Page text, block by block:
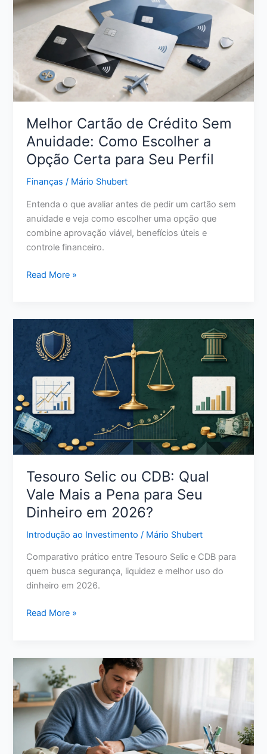
Dinheiro:
Reais
para
Sair
da
Inadimplência
Melhor Cartão de Crédito Sem
Anuidade: Como Escolher a
Opção Certa para Seu Perfil
Finanças / Mário Shubert
Entenda o que avaliar antes de pedir um cartão sem
anuidade e veja como escolher uma opção que
combine aprovação viável, benefícios úteis e
controle financeiro.
Melhor
Crédito
Sem
Anuidade:
Como
Escolher
Opção
Certa
para
Seu
Read More »
Tesouro Selic ou CDB: Qual
Vale Mais a Pena para Seu
Dinheiro em 2026?
Introdução ao Investimento / Mário Shubert
Comparativo prático entre Tesouro Selic e CDB para
quem busca segurança, liquidez e melhor uso do
dinheiro em 2026.
Tesouro
CDB:
Vale
Mais
a
Pena
para
Read More »